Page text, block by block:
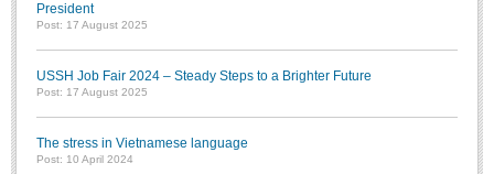
President
Post: 17 August 2025
USSH Job Fair 2024 – Steady Steps to a Brighter Future
Post: 17 August 2025
The stress in Vietnamese language
Post: 10 April 2024